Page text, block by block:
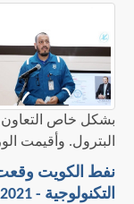
بشكل خاص التعاون
البترول. وأقيمت
نفط الكويت
التكنولوجية - 25/03/2021